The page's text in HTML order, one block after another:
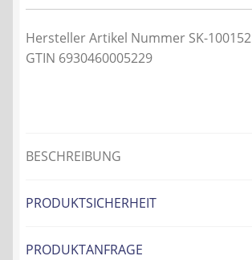
Hersteller Artikel Nummer SK-100152
GTIN 6930460005229
BESCHREIBUNG
PRODUKTSICHERHEIT
PRODUKTANFRAGE